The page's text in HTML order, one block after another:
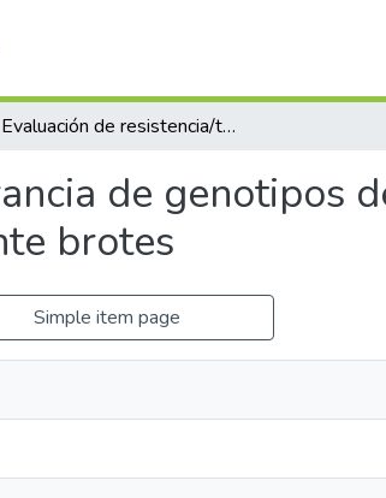
Evaluación de resistencia/tolerancia de genotipos de papa al parasitismo de (Globodera pallida), mediante brotes
de genotipos
brotes
Simple item page